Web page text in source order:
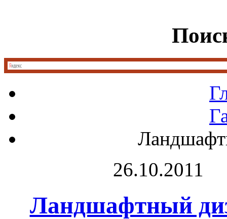
26.10.2011
Ландшафтный